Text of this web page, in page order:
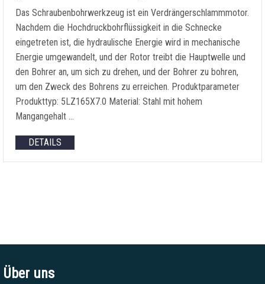
Das Schraubenbohrwerkzeug ist ein Verdrängerschlammmotor.
Nachdem die Hochdruckbohrflüssigkeit in die Schnecke
eingetreten ist, die hydraulische Energie wird in mechanische
Energie umgewandelt, und der Rotor treibt die Hauptwelle und
den Bohrer an, um sich zu drehen, und der Bohrer zu bohren,
um den Zweck des Bohrens zu erreichen. Produktparameter
Produkttyp: 5LZ165X7.0 Material: Stahl mit hohem
Mangangehalt …
DETAILS
Über uns